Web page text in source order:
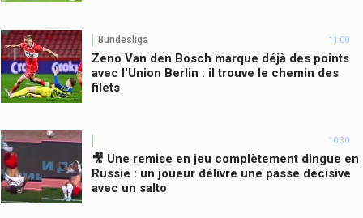
Bundesliga 11:00
Zeno Van den Bosch marque déjà des points
avec l'Union Berlin : il trouve le chemin des
filets
10:30
🎥 Une remise en jeu complètement dingue en
Russie : un joueur délivre une passe décisive
avec un salto